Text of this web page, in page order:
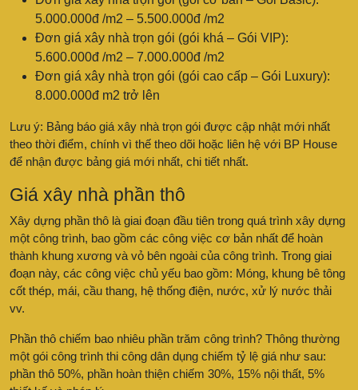
5.000.000đ /m2 – 5.500.000đ /m2
Đơn giá xây nhà trọn gói (gói khá – Gói VIP):
5.600.000đ /m2 – 7.000.000đ /m2
Đơn giá xây nhà trọn gói (gói cao cấp – Gói Luxury):
8.000.000đ m2 trở lên
Lưu ý: Bảng báo giá xây nhà trọn gói được cập nhật mới nhất
theo thời điểm, chính vì thế theo dõi hoặc liên hệ với BP House
để nhận được bảng giá mới nhất, chi tiết nhất.
Giá xây nhà phần thô
Xây dựng phần thô là giai đoạn đầu tiên trong quá trình xây dựng
một công trình, bao gồm các công việc cơ bản nhất để hoàn
thành khung xương và vỏ bên ngoài của công trình. Trong giai
đoạn này, các công việc chủ yếu bao gồm: Móng, khung bê tông
cốt thép, mái, cầu thang, hệ thống điện, nước, xử lý nước thải
vv.
Phần thô chiếm bao nhiêu phần trăm công trình? Thông thường
một gói công trình thi công dân dụng chiếm tỷ lệ giá như sau:
phần thô 50%, phần hoàn thiện chiếm 30%, 15% nội thất, 5%